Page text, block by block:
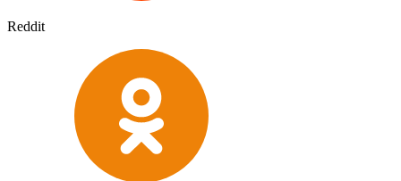
Reddit